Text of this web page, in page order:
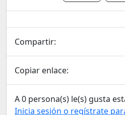
Compartir:
Copiar enlace:
A 0 persona(s) le(s) gusta
Inicia sesión o regístrate